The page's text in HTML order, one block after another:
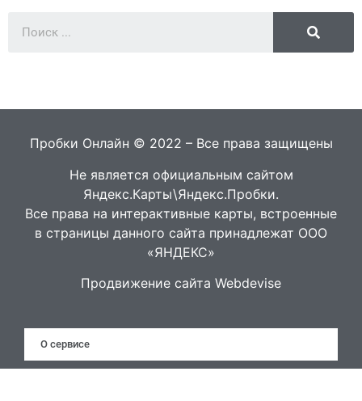
Пробки Онлайн © 2022 – Все права защищены
Не является официальным сайтом
Яндекс.Карты\Яндекс.Пробки.
Все права на интерактивные карты, встроенные
в страницы данного сайта принадлежат ООО
«ЯНДЕКС»
Продвижение сайта Webdevise
О сервисе